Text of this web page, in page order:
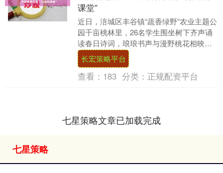
课堂”
近日，涪城区丰谷镇“蔬香绿野”农业主题公
园千亩桃林里，26名学生围坐树下齐声诵
读春日诗词，琅琅书声与漫野桃花相映成
趣。 “人间四月芳菲尽，山寺桃花始盛
开。”实验....
长宏策略平台
查看： 183 分类： 正规配资平台
七星策略文章已加载完成
七星策略